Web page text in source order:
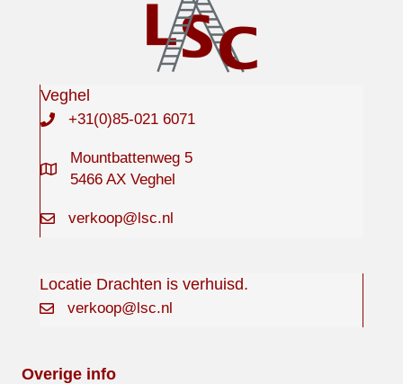
Veghel
+31(0)85-021 6071
Mountbattenweg 5
5466 AX Veghel
verkoop@lsc.nl
Locatie Drachten is verhuisd.
verkoop@lsc.nl
Overige info